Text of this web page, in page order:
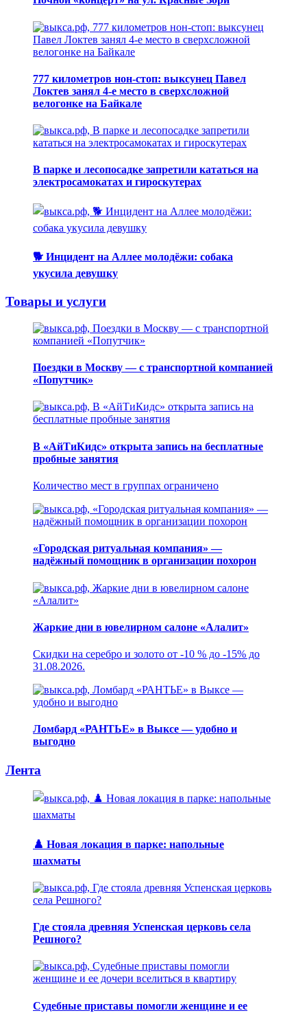
777 километров нон-стоп: выксунец Павел
Локтев занял 4-е место в сверхсложной
велогонке на Байкале
В парке и лесопосадке запретили кататься на
электросамокатах и гироскутерах
🐕 Инцидент на Аллее молодёжи: собака
укусила девушку
Товары и услуги
Поездки в Москву — с транспортной компанией
«Попутчик»
В «АйТиКидс» открыта запись на бесплатные
пробные занятия
Количество мест в группах ограничено
«Городская ритуальная компания» —
надёжный помощник в организации похорон
Жаркие дни в ювелирном салоне «Алалит»
Скидки на серебро и золото от -10 % до -15% до
31.08.2026.
Ломбард «РАНТЬЕ» в Выксе — удобно и
выгодно
Лента
♟️ Новая локация в парке: напольные
шахматы
Где стояла древняя Успенская церковь села
Решного?
Судебные приставы помогли женщине и ее